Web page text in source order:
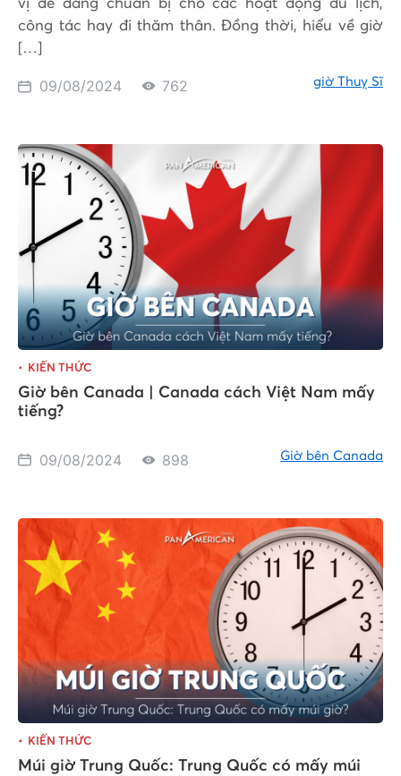
vị dễ dàng chuẩn bị cho các hoạt động du lịch,
công tác hay đi thăm thân. Đồng thời, hiểu về giờ
[…]
09/08/2024 762 giờ Thuỵ Sĩ
KIẾN THỨC
Giờ bên Canada | Canada cách Việt Nam mấy
tiếng?
09/08/2024 898 Giờ bên Canada
KIẾN THỨC
Múi giờ Trung Quốc: Trung Quốc có mấy múi